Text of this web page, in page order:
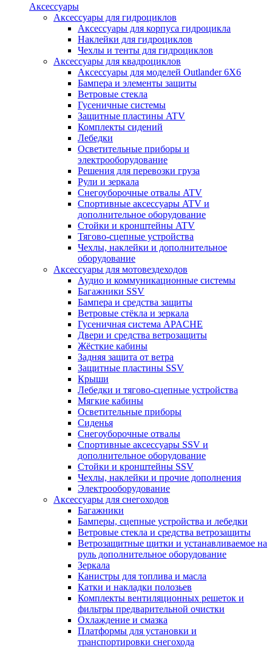
Аксессуары
Аксессуары для гидроциклов
Аксессуары для корпуса гидроцикла
Наклейки для гидроциклов
Чехлы и тенты для гидроциклов
Аксессуары для квадроциклов
Аксессуары для моделей Outlander 6X6
Бампера и элементы защиты
Ветровые стекла
Гусеничные системы
Защитные пластины ATV
Комплекты сидений
Лебедки
Осветительные приборы и
электрооборудование
Решения для перевозки груза
Рули и зеркала
Снегоуборочные отвалы ATV
Спортивные аксессуары ATV и
дополнительное оборудование
Стойки и кронштейны ATV
Тягово-сцепные устройства
Чехлы, наклейки и дополнительное
оборудование
Аксессуары для мотовездеходов
Аудио и коммуникационные системы
Багажники SSV
Бампера и средства защиты
Ветровые стёкла и зеркала
Гусеничная система APACHE
Двери и средства ветрозащиты
Жёсткие кабины
Задняя защита от ветра
Защитные пластины SSV
Крыши
Лебедки и тягово-сцепные устройства
Мягкие кабины
Осветительные приборы
Сиденья
Снегоуборочные отвалы
Спортивные аксессуары SSV и
дополнительное оборудование
Стойки и кронштейны SSV
Чехлы, наклейки и прочие дополнения
Электрооборудование
Аксессуары для снегоходов
Багажники
Бамперы, сцепные устройства и лебедки
Ветровые стекла и средства ветрозащиты
Ветрозащитные щитки и устанавливаемое на
руль дополнительное оборудование
Зеркала
Канистры для топлива и масла
Катки и накладки полозьев
Комплекты вентиляционных решеток и
фильтры предварительной очистки
Охлаждение и смазка
Платформы для установки и
транспортировки снегохода